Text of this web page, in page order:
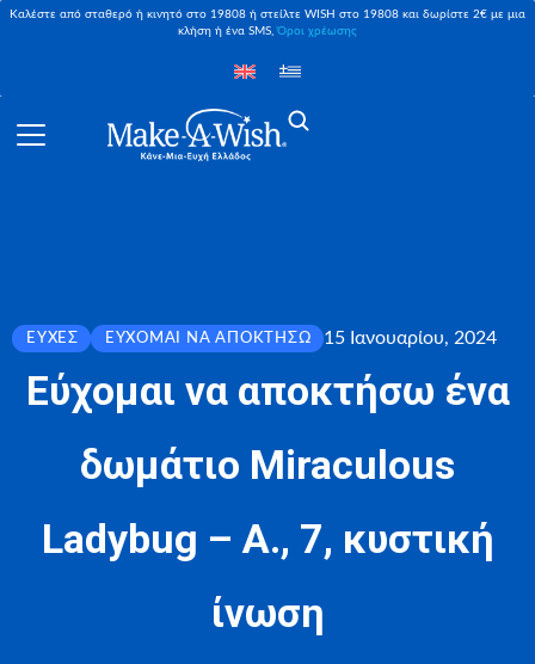
Καλέστε από σταθερό ή κινητό στο 19808 ή στείλτε WISH στο 19808 και δωρίστε 2€ με μια
κλήση ή ένα SMS,Όροι χρέωσης
ΕΥΧΈΣ ΕΎΧΟΜΑΙ ΝΑ ΑΠΟΚΤΉΣΩ 15 Ιανουαρίου, 2024
Εύχομαι να αποκτήσω ένα
δωμάτιο Miraculous
Ladybug – Α., 7, κυστική
ίνωση